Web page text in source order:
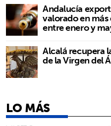
Andalucía
valorado en
entre enero y
Alcalá recupera
de la Virgen del
LO MÁS